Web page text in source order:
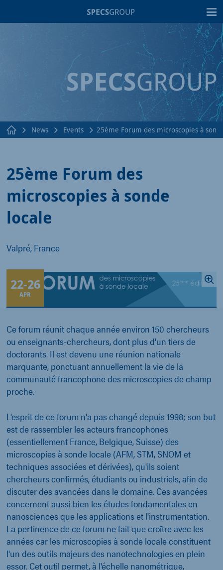
News Events 25ème Forum des microscopies à
25ème Forum des
microscopies à sonde
locale
Valpré, France
22-26
APR
Ce forum réunit chaque année environ 150 chercheurs
ou enseignants-chercheurs, dont plus d'un tiers de
doctorants. Il est devenu une réunion nationale
marquante, ponctuant annuellement la vie de la
communauté francophone des microscopies de champ
proche.
L'esprit de ce forum n'a pas changé depuis 1998; son but
est de rassembler les acteurs francophones
(essentiellement France, Belgique, Suisse) des
microscopies à sonde locale (AFM, STM, SNOM et
techniques associées et dérivées), qu'ils soient
chercheurs confirmés, étudiants ou industriels, afin de
discuter des avancées dans le domaine. Ces avancées
concernent aussi bien les études fondamentales en
nanosciences que les applications et l'instrumentation.
La pertinence de ce forum ne fait que croître avec les
années car les microscopies à sonde locale constituent
l'un des outils majeurs des nanotechnologies en plein
essor. Cet outil permet, à l'échelle nanométrique,